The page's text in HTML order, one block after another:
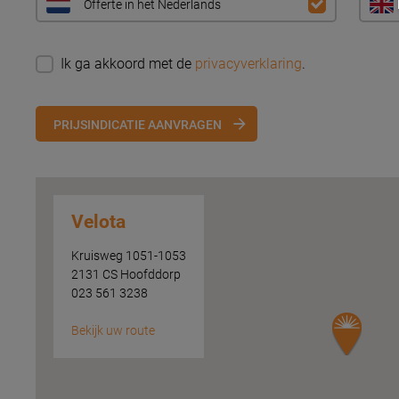
Offerte in het Nederlands
Ik ga akkoord met de privacyverklaring.
PRIJSINDICATIE AANVRAGEN
Velota
Kruisweg 1051-1053
2131 CS Hoofddorp
023 561 3238
Bekijk uw route